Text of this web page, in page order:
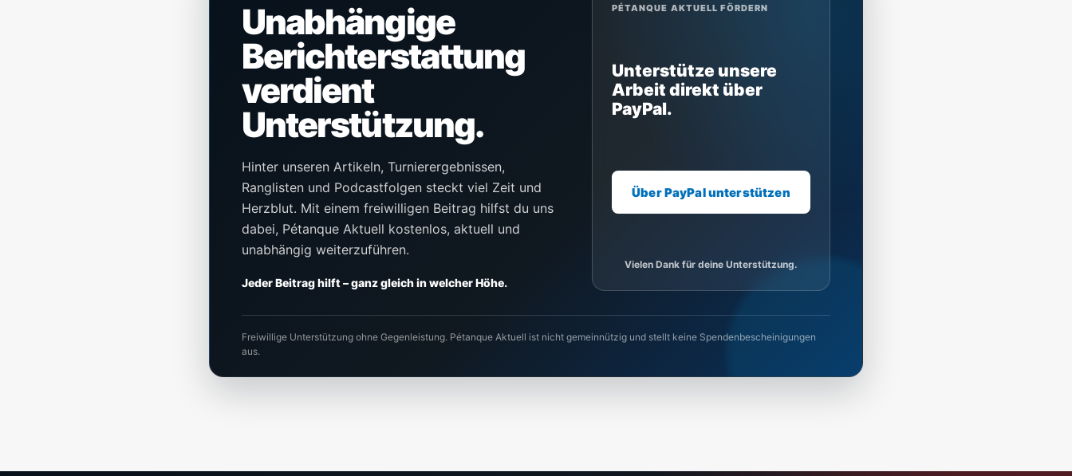
Unabhängige
Berichterstattung
verdient
Unterstützung.
Hinter unseren Artikeln, Turnierergebnissen,
Ranglisten und Podcastfolgen steckt viel Zeit und
Herzblut. Mit einem freiwilligen Beitrag hilfst du uns
dabei, Pétanque Aktuell kostenlos, aktuell und
unabhängig weiterzuführen.
Jeder Beitrag hilft – ganz gleich in welcher Höhe.
PÉTANQUE AKTUELL FÖRDERN
Unterstütze unsere
Arbeit direkt über
PayPal.
Über PayPal unterstützen
Vielen Dank für deine Unterstützung.
Freiwillige Unterstützung ohne Gegenleistung. Pétanque Aktuell ist nicht gemeinnützig und stellt keine Spendenbescheinigungen
aus.